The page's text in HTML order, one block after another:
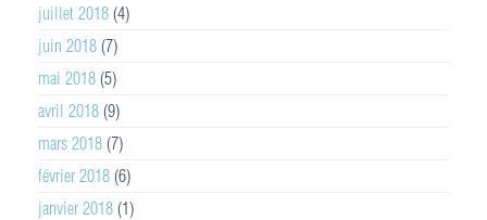
juillet 2018 (4)
juin 2018 (7)
mai 2018 (5)
avril 2018 (9)
mars 2018 (7)
février 2018 (6)
janvier 2018 (1)